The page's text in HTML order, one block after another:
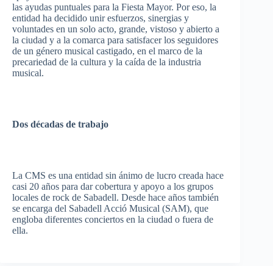
las ayudas puntuales para la Fiesta Mayor. Por eso, la
entidad ha decidido unir esfuerzos, sinergias y
voluntades en un solo acto, grande, vistoso y abierto a
la ciudad y a la comarca para satisfacerlos seguidores
de un género musical castigado, en el marco de la
precariedad de la cultura y la caída de la industria
musical.
Dos décadas de trabajo
La CMS es una entidad sin ánimo de lucro creada hace
casi 20 años para dar cobertura y apoyo a los grupos
locales de rock de Sabadell. Desde hace años también
se encarga del Sabadell Acció Musical (SAM), que
engloba diferentes conciertos en la ciudad o fuera de
ella.